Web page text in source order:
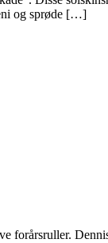
og sprøde […]